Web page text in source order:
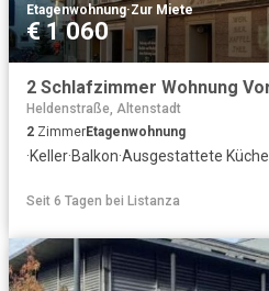
Etagenwohnung·Zur Miete
€ 1 060
Heldenstraße, Altenstadt
2 ZimmerEtagenwohnung
·Keller·Balkon·Ausgestattete Küche
Seit 6 Tagen bei Listanza